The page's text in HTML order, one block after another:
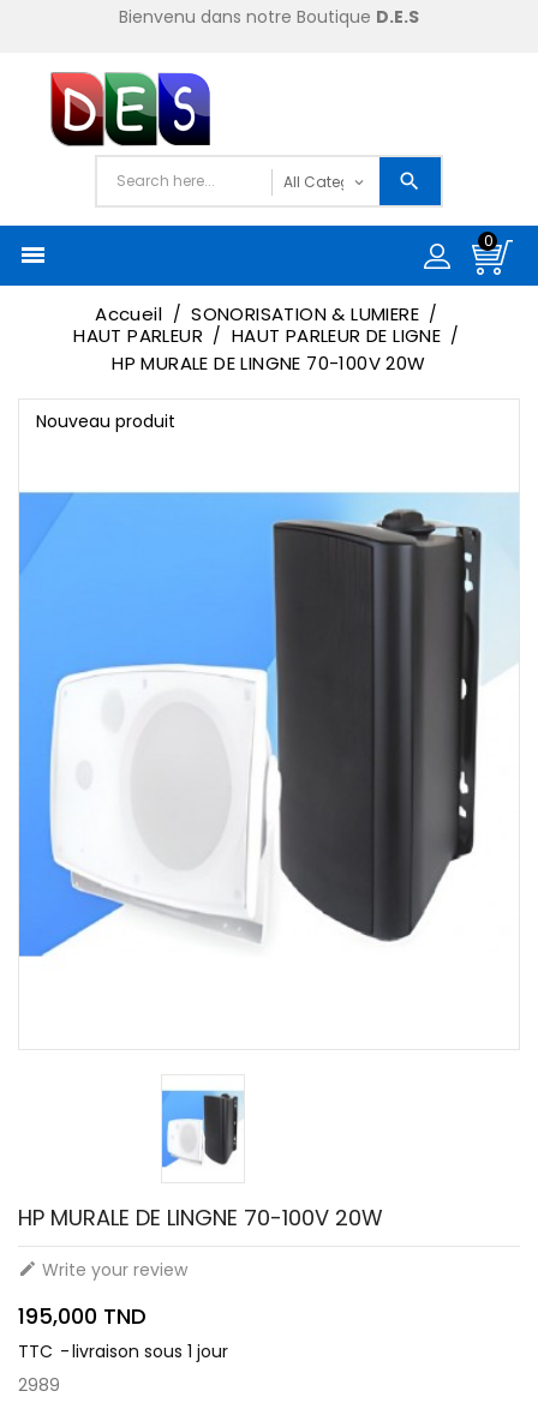
Bienvenu dans notre Boutique D.E.S

0
Accueil
SONORISATION & LUMIERE
HAUT PARLEUR
HAUT PARLEUR DE LIGNE
HP MURALE DE LINGNE 70-100V 20W
Nouveau produit
HP MURALE DE LINGNE 70-100V 20W
 Write your review
195,000 TND
TTC
livraison sous 1 jour
2989